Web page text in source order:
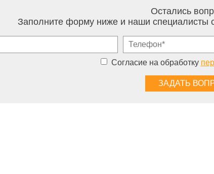
Остались
Заполните форму ниже и наши специалисты
Согласие на обработку